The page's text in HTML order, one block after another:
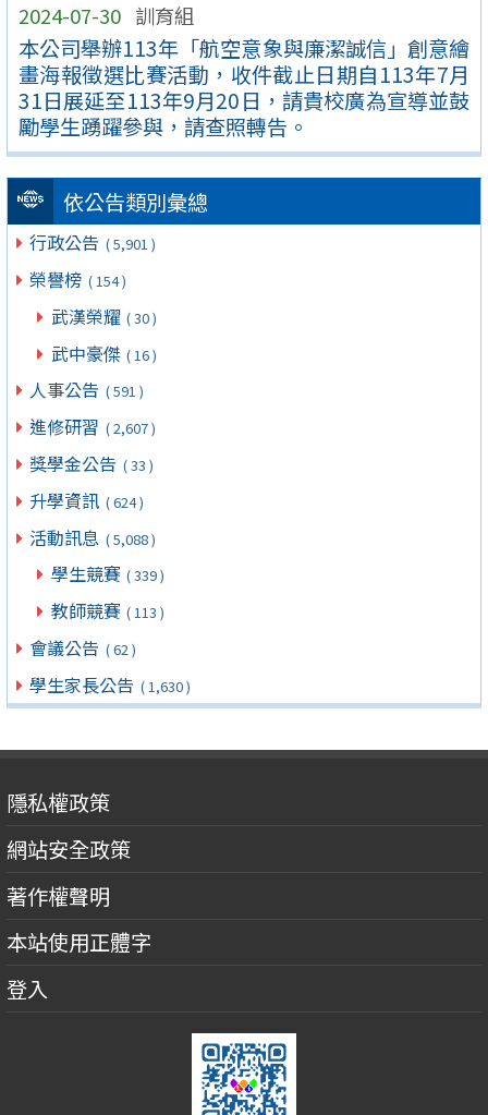
2024-07-30 訓育組
本公司舉辦113年「航空意象與廉潔誠信」創意繪
畫海報徵選比賽活動，收件截止日期自113年7月
31日展延至113年9月20日，請貴校廣為宣導並鼓
勵學生踴躍參與，請查照轉告。
依公告類別彙總
行政公告 ( 5,901 )
榮譽榜 ( 154 )
武漢榮耀 ( 30 )
武中豪傑 ( 16 )
人事公告 ( 591 )
進修研習 ( 2,607 )
獎學金公告 ( 33 )
升學資訊 ( 624 )
活動訊息 ( 5,088 )
學生競賽 ( 339 )
教師競賽 ( 113 )
會議公告 ( 62 )
學生家長公告 ( 1,630 )
隱私權政策
網站安全政策
著作權聲明
本站使用正體字
登入